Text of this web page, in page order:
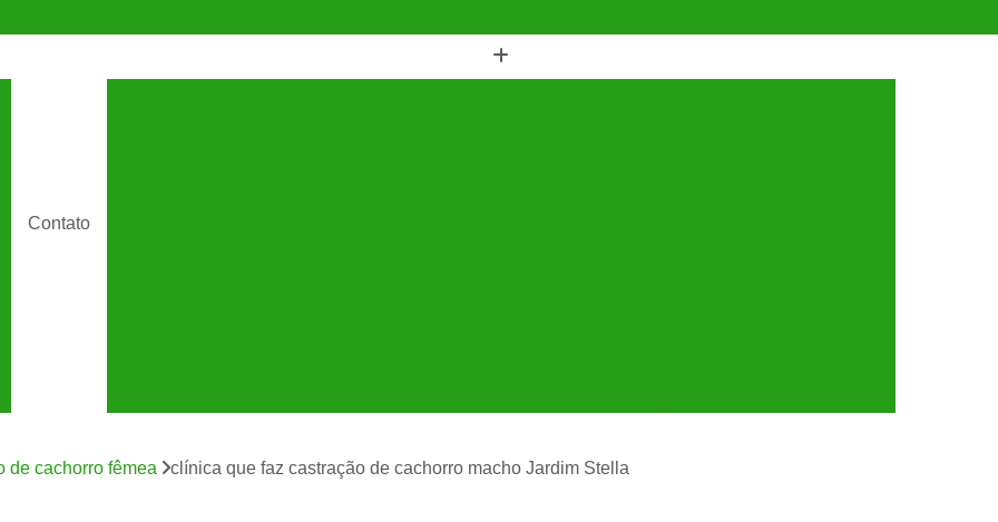
Contato
Clínica Veterinária Especializada em Cães e Gatos
Clínica Veterinária Mais Próxima
de cachorro fêmea clínica que faz castração de cachorro macho Jardim Stella